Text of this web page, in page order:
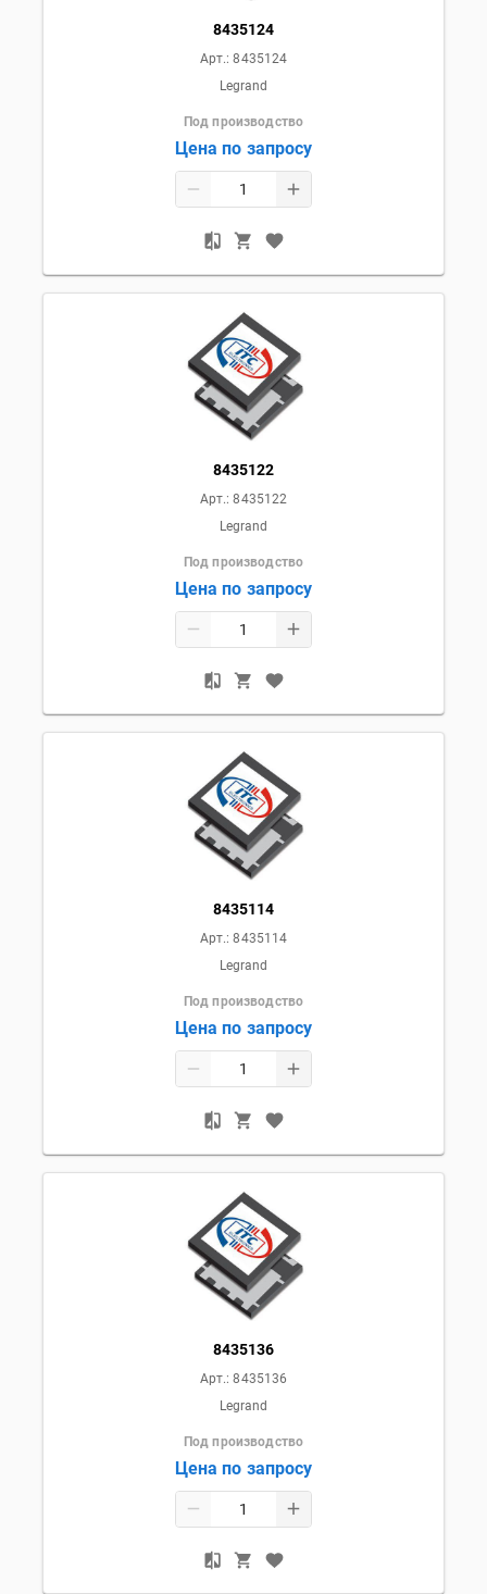
8435124
Арт.:8435124
Legrand
Под производство
Цена по запросу
8435122
Арт.:8435122
Legrand
Под производство
Цена по запросу
8435114
Арт.:8435114
Legrand
Под производство
Цена по запросу
8435136
Арт.:8435136
Legrand
Под производство
Цена по запросу